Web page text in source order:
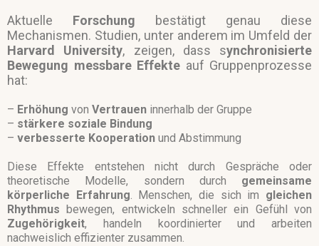
Aktuelle Forschung bestätigt genau diese
Mechanismen. Studien, unter anderem im Umfeld der
Harvard University, zeigen, dass synchronisierte
Bewegung messbare Effekte auf Gruppenprozesse
hat:
– Erhöhung von Vertrauen innerhalb der Gruppe
– stärkere soziale Bindung
– verbesserte Kooperation und Abstimmung
Diese Effekte entstehen nicht durch Gespräche oder
theoretische Modelle, sondern durch gemeinsame
körperliche
Erfahrung. Menschen, die sich im gleichen
Rhythmus bewegen, entwickeln schneller ein Gefühl von
Zugehörigkeit, handeln koordinierter und arbeiten
nachweislich effizienter zusammen.